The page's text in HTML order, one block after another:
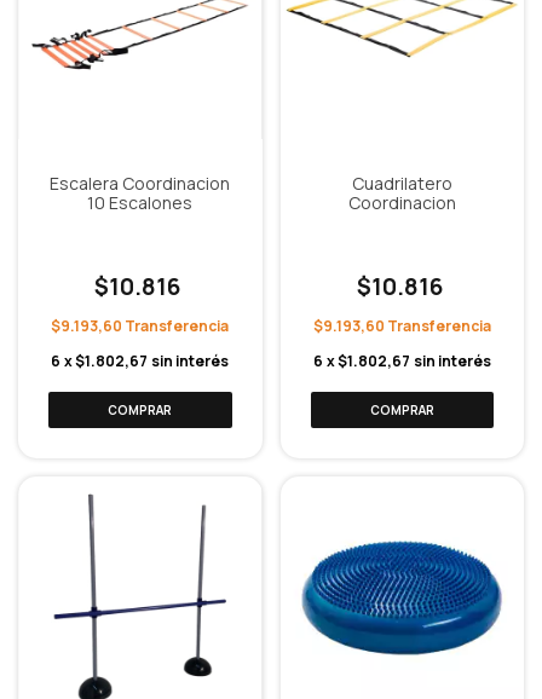
Escalera Coordinacion
10 Escalones
$10.816
$9.193,60
6 x$1.802,67 sin interés
Cuadrilatero
Coordinacion
$10.816
$9.193,60
6 x$1.802,67 sin interés